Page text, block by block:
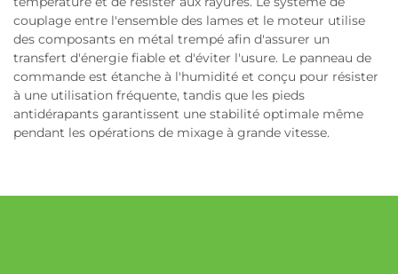
couplage entre l'ensemble des lames et le moteur utilise
des composants en métal trempé afin d'assurer un
transfert d'énergie fiable et d'éviter l'usure. Le panneau de
commande est étanche à l'humidité et conçu pour résister
à une utilisation fréquente, tandis que les pieds
antidérapants garantissent une stabilité optimale même
pendant les opérations de mixage à grande vitesse.